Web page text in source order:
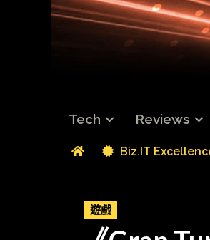
Tech Reviews
Biz.IT
遊戲